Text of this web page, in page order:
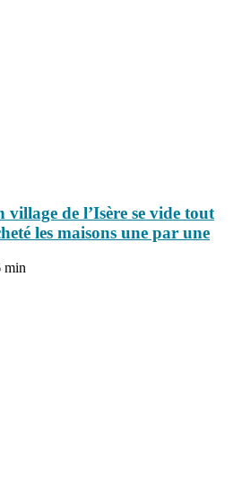
village de l’Isère se vide tout
les maisons une par une
min